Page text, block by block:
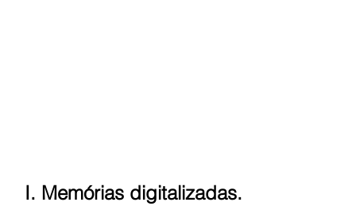
I. Memórias digitalizadas.